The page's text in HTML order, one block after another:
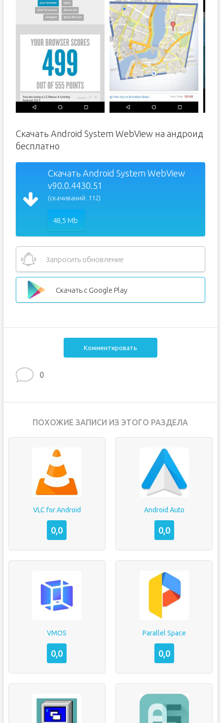
Скачать Android System WebView на андроид
бесплатно
Скачать Android System WebView
v90.0.4430.51
(скачиваний: 112)
48,5 Mb
Запросить обновление
Скачать с Google Play
Комментировать
0
ПОХОЖИЕ ЗАПИСИ ИЗ ЭТОГО РАЗДЕЛА
VLC for Android
0,0
Android Auto
0,0
VMOS
0,0
Parallel Space
0,0